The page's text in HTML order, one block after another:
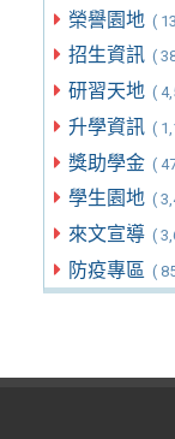
榮譽園地 (
招生資訊 (
研習天地 (
升學資訊 (
獎助學金 (
學生園地 (
來文宣導 (
防疫專區 (